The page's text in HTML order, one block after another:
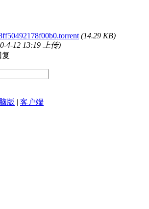
(14.29 KB)
4-12 13:19 上传)
版 | 客户端